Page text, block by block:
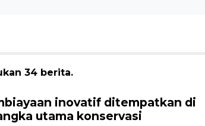
34 berita.
inovatif ditempatkan di
utama konservasi